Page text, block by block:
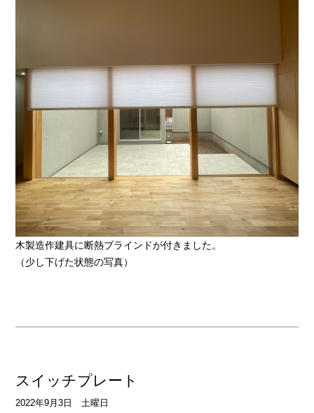
木製造作建具に断熱ブラインドが付きました。
（少し下げた状態の写真）
スイッチプレート
2022年9月3日 土曜日